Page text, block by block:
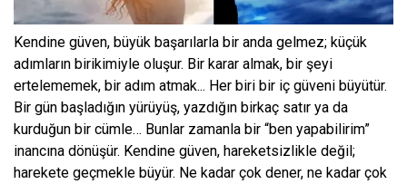
Kendine güven, büyük başarılarla bir anda gelmez; küçük
adımların birikimiyle oluşur. Bir karar almak, bir şeyi
ertelememek, bir adım atmak... Her biri bir iç güveni büyütür.
Bir gün başladığın yürüyüş, yazdığın birkaç satır ya da
kurduğun bir cümle… Bunlar zamanla bir “ben yapabilirim”
inancına dönüşür. Kendine güven, hareketsizlikle değil;
harekete geçmekle büyür. Ne kadar çok dener, ne kadar çok